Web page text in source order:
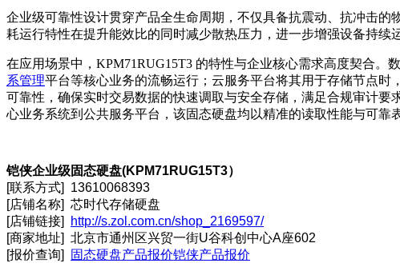
企业级可靠性设计贯穿产品全生命周期，不仅具备抗震动、抗冲击
耗运行特性在提升能效比的同时减少散热压力，进一步增强设备持续
在应用场景中，KPM71RUG15T3 的特性与企业核心需求高度契合。
系管理平台等核心业务的流畅运行；云服务平台将其用于存储节点
可靠性，确保实时交易数据的快速调取与安全存储，满足合规审计
心业务系统到公共服务平台，该固态硬盘均以精准的读取性能与可靠
铠侠企业级固态硬盘(KPM71RUG15T3）
[联系方式] 13610068393
[店铺名称] 芯时代存储硬盘
[店铺链接]
http://s.zol.com.cn/shop_2169597/
[商家地址] 北京市通州区兴贸一街U谷科创中心A座602
[报价查询]
固态硬盘产品报价铠侠产品报价